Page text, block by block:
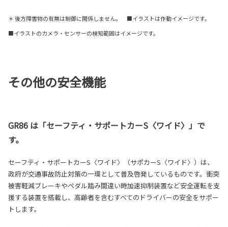
＊ 後方障害物の有無は制御に関係しません。 ■イラストは作動イメージです。
■イラストのカメラ・センサーの検知範囲はイメージです。
その他の安全機能
GR86 は「セーフティ・サポートカーS〈ワイド〉」で
す。
セーフティ・サポートカーS〈ワイド〉（サポカーS〈ワイド〉）は、
政府が交通事故防止対策の一環として普及啓発しているものです。衝突
被害軽減ブレーキやペダル踏み間違い時加速抑制装置など安全運転を支
援する装置を搭載し、高齢者を含むすべてのドライバーの安全をサポー
トします。